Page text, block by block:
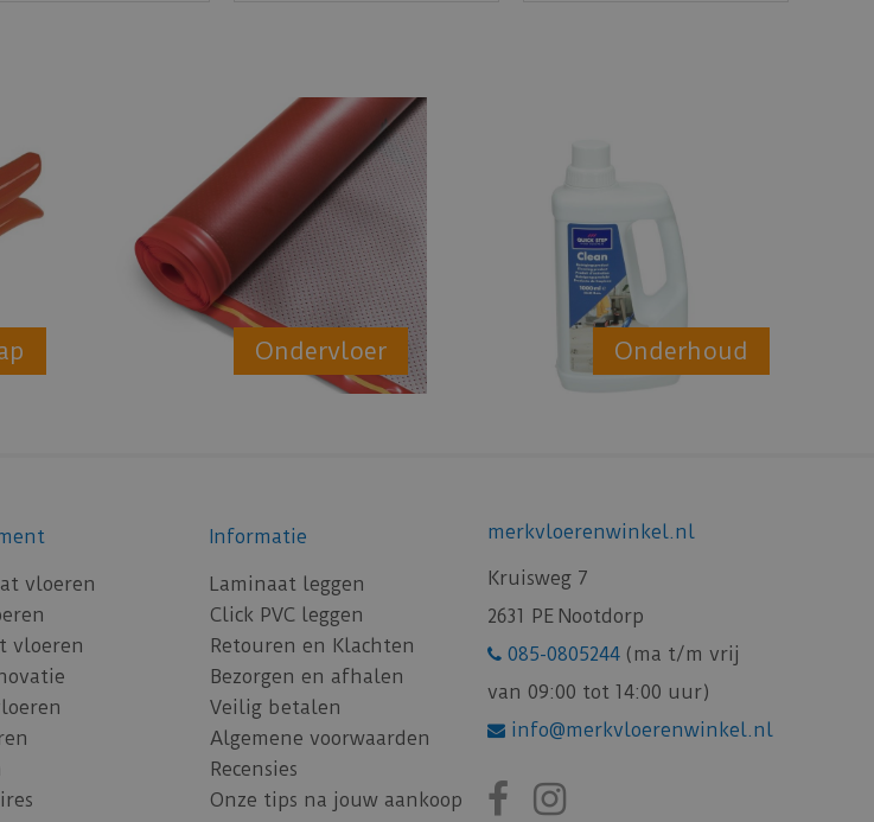
Ondervloer Onderhoud
vloeren
vloeren
Informatie
Laminaat leggen
Click PVC leggen
Retouren en Klachten
Bezorgen en afhalen
Veilig betalen
Algemene voorwaarden
Recensies
Onze tips na jouw aankoop
merkvloerenwinkel.nl
Kruisweg 7
2631 PE Nootdorp
085-0805244 (ma t/m vrij
van 09:00 tot 14:00 uur)
info@merkvloerenwinkel.nl